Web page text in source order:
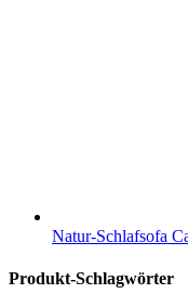
Natur-Schlafsofa
Produkt-Schlagwörter